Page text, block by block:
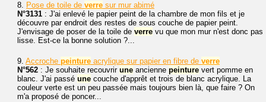
8. Pose de toile de verre sur mur abimé
N°3131 : J'ai enlevé le papier peint de la chambre de mon fils et je
découvre par endroit des restes de sous couche de papier peint.
J'envisage de poser de la toile de verre vu que mon mur n'est donc pas
lisse. Est-ce la bonne solution ?...
9. Accroche peinture acrylique sur papier en fibre de verre
N°562 : Je souhaite recouvrir une ancienne peinture vert pomme en
blanc. J'ai passé une couche d'apprêt et trois de blanc acrylique. La
couleur verte est un peu passée mais toujours bien là, que faire ? On
m'a proposé de poncer...